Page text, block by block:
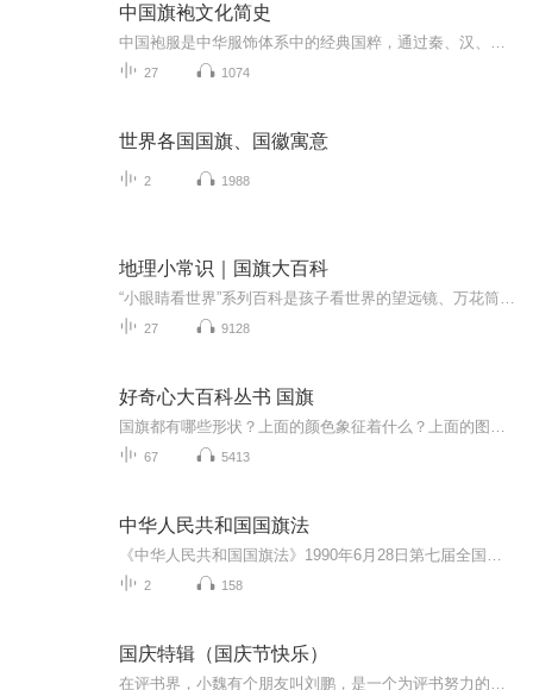
中国旗袍文化简史
27 1074
世界各国国旗、国徽寓意
2 1988
地理小常识｜国旗大百科
27 9128
好奇心大百科丛书 国旗
67 5413
中华人民共和国国旗法
2 158
国庆特辑（国庆节快乐）